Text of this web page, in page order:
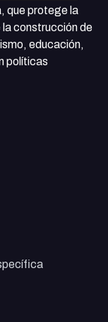
que protege la
la construcción de
educación,
políticas